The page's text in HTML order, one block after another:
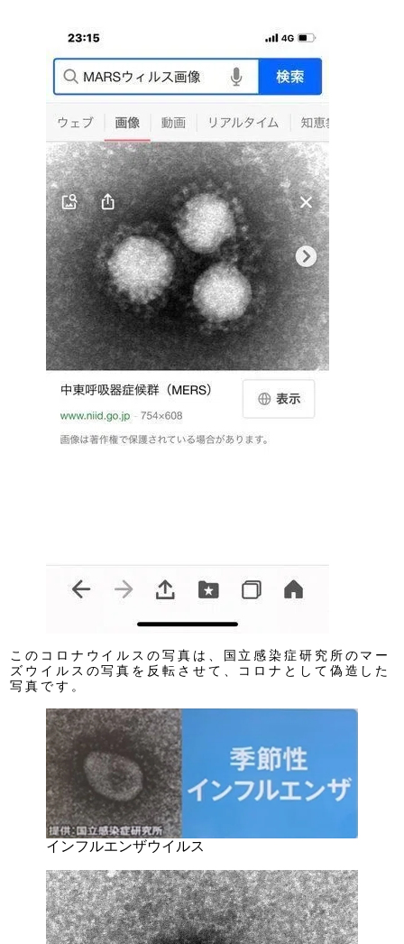
このコロナウイルスの写真は、国立感染症研究所のマー
ズウイルスの写真を反転させて、コロナとして偽造した
写真です。
インフルエンザウイルス